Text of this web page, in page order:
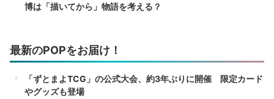
博は「描いてから」物語を考える？
最新のPOPをお届け！
「ずとまよTCG」の公式大会、約3年ぶりに開催 限定カード
やグッズも登場